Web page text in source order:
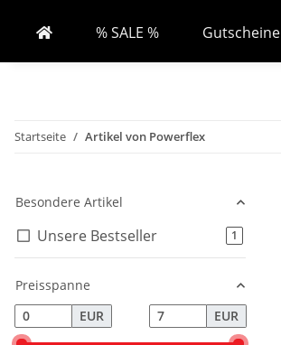
% SALE % Gutscheine
Startseite Artikel von Powerflex
Besondere Artikel
Unsere Bestseller 1
Preisspanne
EUR
EUR